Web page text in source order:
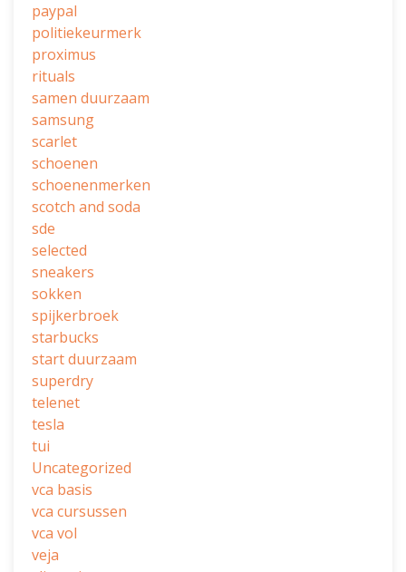
paypal
politiekeurmerk
proximus
rituals
samen duurzaam
samsung
scarlet
schoenen
schoenenmerken
scotch and soda
sde
selected
sneakers
sokken
spijkerbroek
starbucks
start duurzaam
superdry
telenet
tesla
tui
Uncategorized
vca basis
vca cursussen
vca vol
veja